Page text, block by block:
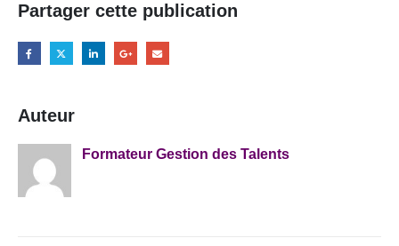
Partager cette publication
Auteur
Formateur Gestion des Talents